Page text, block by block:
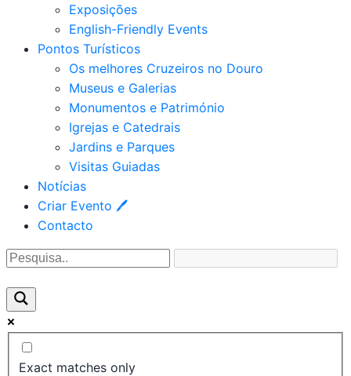
Exposições
English-Friendly Events
Pontos Turísticos
Os melhores Cruzeiros no Douro​
Museus e Galerias
Monumentos e Património
Igrejas e Catedrais
Jardins e Parques
Visitas Guiadas
Notícias
Criar Evento 🖊
Contacto
Exact matches only